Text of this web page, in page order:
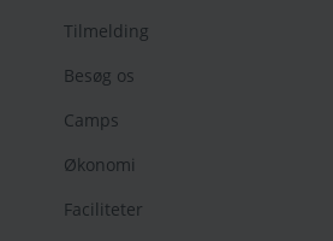
Tilmelding
Besøg os
Camps
Økonomi
Faciliteter